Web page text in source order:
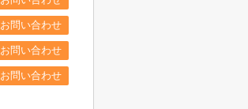
お問い合わせ
お問い合わせ
お問い合わせ